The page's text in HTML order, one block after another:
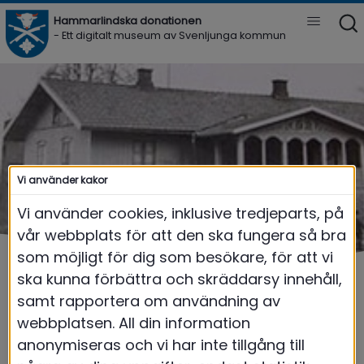
Hammarlindska donationen
- Ett digitalt museum av Svenljunga kommun
Museum Hammarlind |404
Vi använder kakor
Vi använder cookies, inklusive tredjeparts, på
vår webbplats för att den ska fungera så bra
som möjligt för dig som besökare, för att vi
ska kunna förbättra och skräddarsy innehåll,
samt rapportera om användning av
webbplatsen. All din information
anonymiseras och vi har inte tillgång till